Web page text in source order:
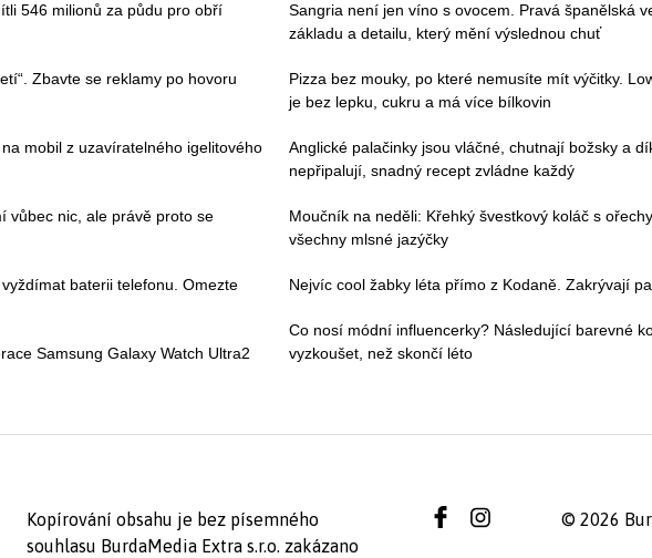
546 milionů za půdu pro obří
Zbavte se reklamy po hovoru
mobil z uzavíratelného igelitového
vůbec nic, ale právě proto se
baterii telefonu. Omezte
Samsung Galaxy Watch Ultra2
Sangria není jen víno s ovocem. Pravá španělská
základu a detailu, který mění výslednou chuť
Pizza bez mouky, po které nemusíte mít výčitky.
je bez lepku, cukru a má více bílkovin
Anglické palačinky jsou vláčné, chutnají božsky a
nepřipalují, snadný recept zvládne každý
Moučník na neděli: Křehký švestkový koláč s
všechny mlsné jazýčky
Nejvíc cool žabky léta přímo z Kodaně. Zakrývají
Co nosí módní influencerky? Následující barevné
vyzkoušet, než skončí léto
Kopírování obsahu je bez písemného
souhlasu BurdaMedia Extra s.r.o. zakázano
© 2026